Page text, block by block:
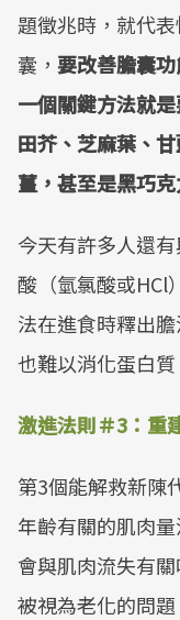
題徵兆時，就代
囊， 要改善膽囊
一個關鍵方法就
田芥、芝麻葉、
薑，甚至是黑巧
今天有許多人還
酸（氫氯酸或HCl
法在進食時釋出
也難以消化蛋白
激進法則＃3：重
第3個能解救新陳
年齡有關的肌肉
會與肌肉流失有
被視為老化的問